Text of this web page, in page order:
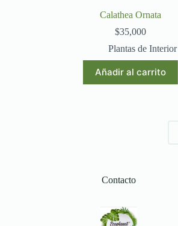
Calathea Ornata
$35,000
Plantas de Interior
Añadir al carrito
Contacto